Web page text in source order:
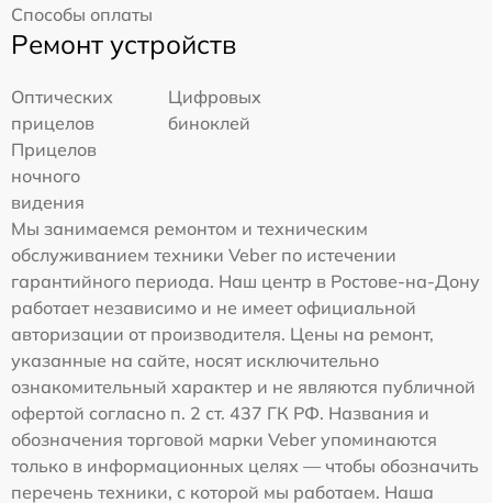
Способы оплаты
Ремонт устройств
Оптических
прицелов
Цифровых
биноклей
Прицелов
ночного
видения
Мы занимаемся ремонтом и техническим
обслуживанием техники Veber по истечении
гарантийного периода. Наш центр в Ростове-на-Дону
работает независимо и не имеет официальной
авторизации от производителя. Цены на ремонт,
указанные на сайте, носят исключительно
ознакомительный характер и не являются публичной
офертой согласно п. 2 ст. 437 ГК РФ. Названия и
обозначения торговой марки Veber упоминаются
только в информационных целях — чтобы обозначить
перечень техники, с которой мы работаем. Наша